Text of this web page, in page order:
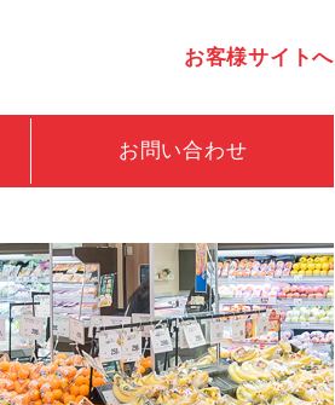
お客様サイトへ
お問い合わせ